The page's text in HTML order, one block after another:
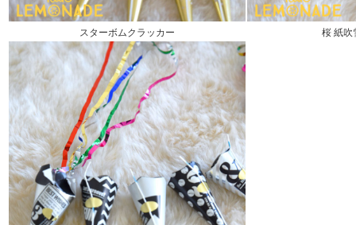
スターボムクラッカー 桜 紙吹